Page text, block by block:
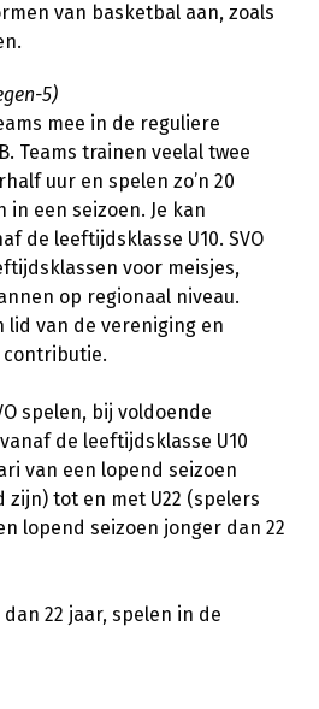
van basketbal aan, zoals
5)
mee in de reguliere
Teams trainen veelal twee
uur en spelen zo’n 20
een seizoen. Je kan
de leeftijdsklasse U10. SVO
voor meisjes,
op regionaal niveau.
lid van de vereniging en
contributie.
spelen, bij voldoende
de leeftijdsklasse U10
van een lopend seizoen
zijn) tot en met U22 (spelers
lopend seizoen jonger dan 22
22 jaar, spelen in de